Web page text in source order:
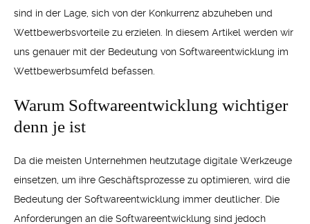
sind in der Lage, sich von der Konkurrenz abzuheben und
Wettbewerbsvorteile zu erzielen. In diesem Artikel werden wir
uns genauer mit der Bedeutung von Softwareentwicklung im
Wettbewerbsumfeld befassen.
Warum Softwareentwicklung wichtiger
denn je ist
Da die meisten Unternehmen heutzutage digitale Werkzeuge
einsetzen, um ihre Geschäftsprozesse zu optimieren, wird die
Bedeutung der Softwareentwicklung immer deutlicher. Die
Anforderungen an die Softwareentwicklung sind jedoch